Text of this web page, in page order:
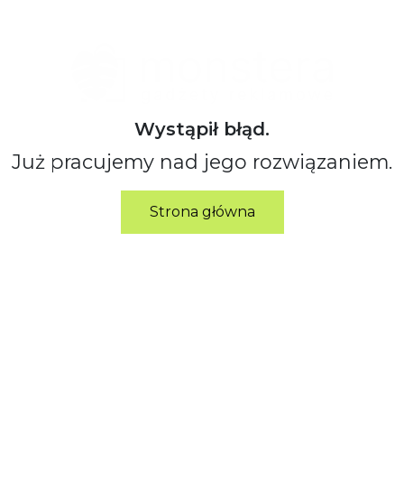
Wystąpił błąd.
Już pracujemy nad jego rozwiązaniem.
Strona główna